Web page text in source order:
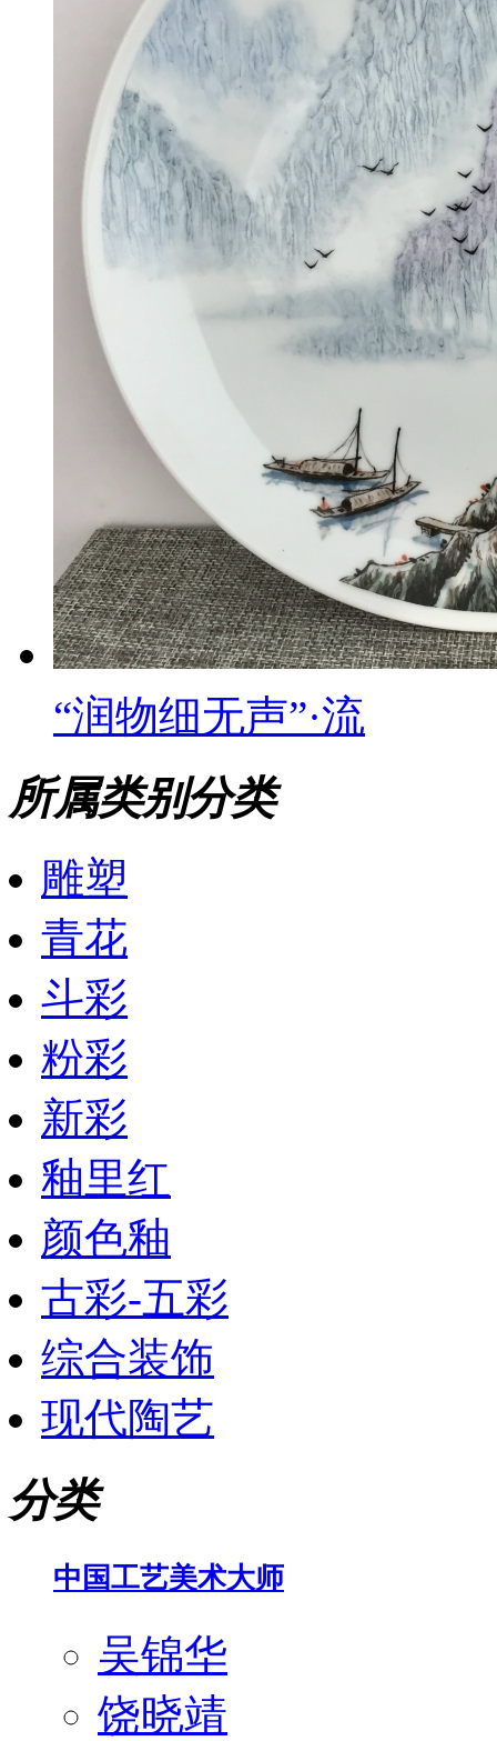
“润物细无声”·流
所属类别分类
雕塑
青花
斗彩
粉彩
新彩
釉里红
颜色釉
古彩-五彩
综合装饰
现代陶艺
分类
中国工艺美术大师
吴锦华
饶晓靖